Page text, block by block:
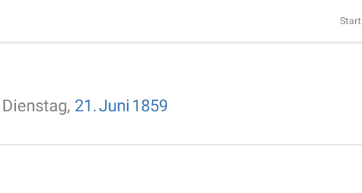
Start
Dienstag, 21.Juni 1859